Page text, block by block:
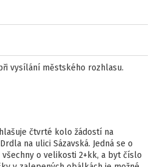
vysílání městského rozhlasu.
čtvrté kolo žádostí na
na ulici Sázavská. Jedná se o
všechny o velikosti 2+kk, a byt číslo